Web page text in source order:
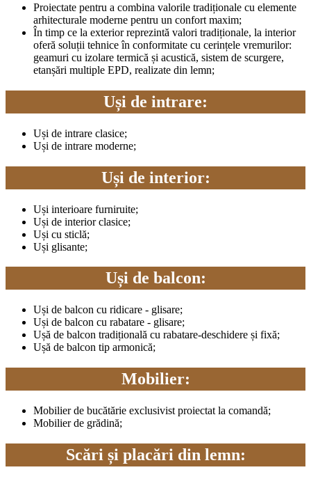
Proiectate pentru a combina valorile tradiționale cu elemente
arhitecturale moderne pentru un confort maxim;
În timp ce la exterior reprezintă valori tradiționale, la interior
oferă soluții tehnice în conformitate cu cerințele vremurilor:
geamuri cu izolare termică și acustică, sistem de scurgere,
etanșări multiple EPD, realizate din lemn;
Uși de intrare:
Uși de intrare clasice;
Uși de intrare moderne;
Uși de interior:
Uși interioare furniruite;
Uși de interior clasice;
Uși cu sticlă;
Uși glisante;
Uși de balcon:
Uși de balcon cu ridicare - glisare;
Uși de balcon cu rabatare - glisare;
Ușă de balcon tradițională cu rabatare-deschidere și fixă;
Ușă de balcon tip armonică;
Mobilier:
Mobilier de bucătărie exclusivist proiectat la comandă;
Mobilier de grădină;
Scări și placări din lemn: